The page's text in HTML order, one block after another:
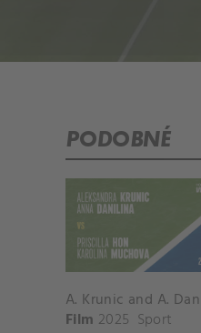
PODOBNÉ
Film 2025 Sport